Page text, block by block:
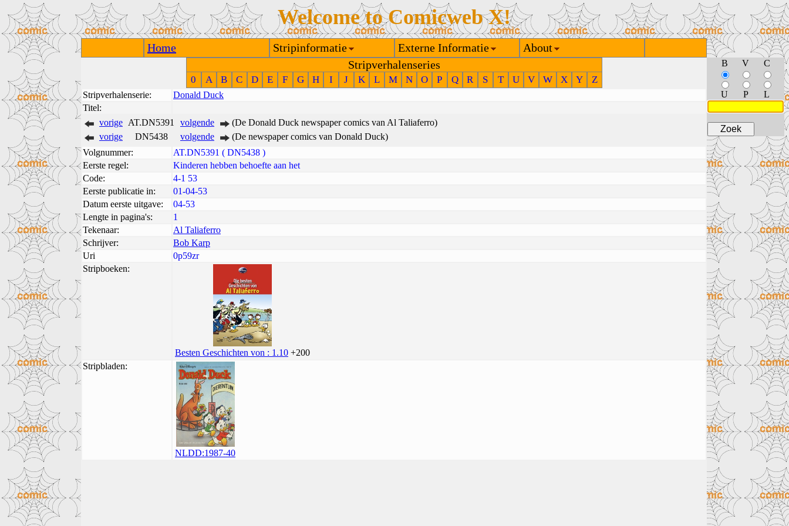
Welcome to Comicweb X!
Home Stripinformatie Externe Informatie
About
Stripverhalenseries
0 A B C D E F G H I J K L M N O P Q R S T U V W X Y Z
Stripverhalenserie:
Donald Duck
Titel:
vorige AT.DN5391 volgende
(De Donald Duck newspaper comics van Al Taliaferro)
vorige
DN5438 volgende
(De newspaper comics van Donald Duck)
Volgnummer:
AT.DN5391 ( DN5438 )
Eerste regel:
Kinderen hebben behoefte aan het
Code:
4-1 53
Eerste publicatie in:
01-04-53
Datum eerste uitgave:
04-53
Lengte in pagina's:
1
Tekenaar:
Al Taliaferro
Schrijver:
Bob Karp
Uri
0p59zr
Stripboeken:
Besten Geschichten von : 1.10 +200
Stripbladen:
NLDD:1987-40
B V C
U P L